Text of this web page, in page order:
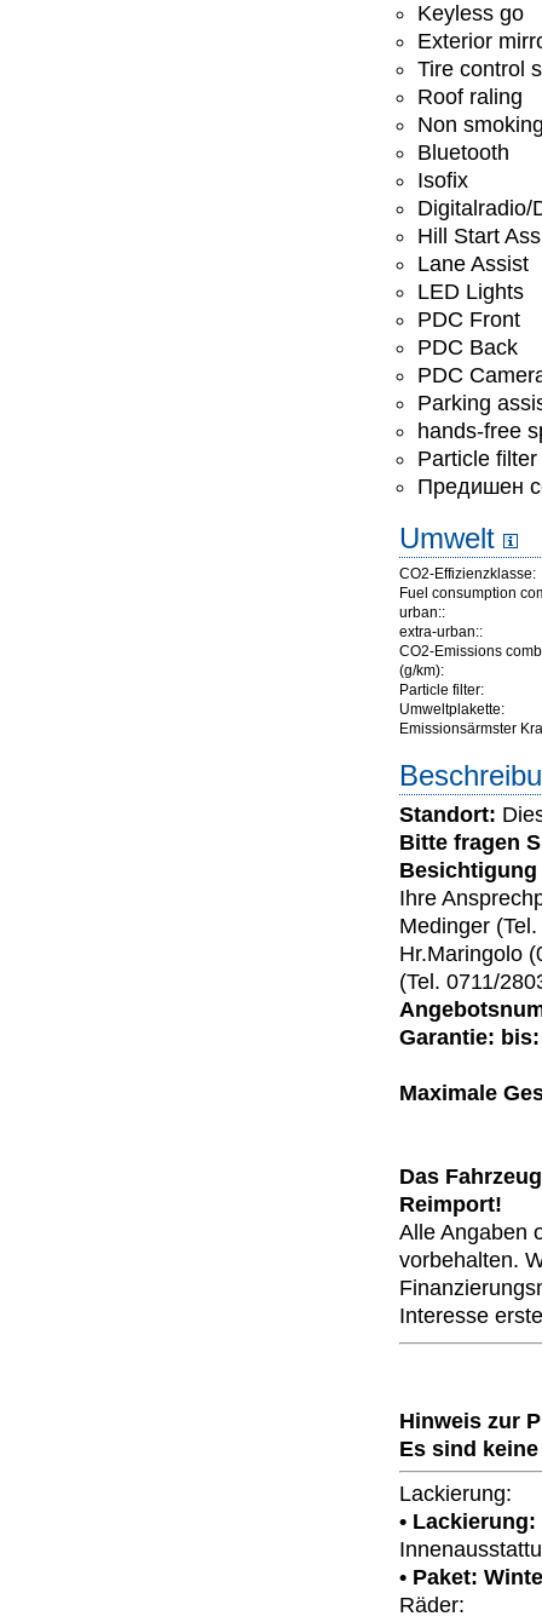
Keyless go
Exterior
Tire control
Roof raling
Non
Bluetooth
Isofix
Digitalradio/
Hill Start
Lane Assist
LED Lights
PDC Front
PDC Back
PDC
Parking
hands-free
Particle filter
Предишен
Umwelt
CO2-Effizienzklasse:
Fuel consumption
urban::
extra-urban::
CO2-Emissions
(g/km):
Particle filter:
Umweltplakette:
Emissionsärmster
Standort:
Bitte fragen
Ihre
Medinger
Hr.Maringolo
(Tel. 0711/
Garantie: bis:
Maximale
Das
Reimport!
Alle Angaben
vorbehalten.
Interesse
Hinweis zur
Es sind
Lackierung:
•
• Paket:
Räder: